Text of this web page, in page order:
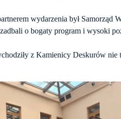
wydarzenia był
o bogaty program i wysoki
z Kamienicy Deskurów